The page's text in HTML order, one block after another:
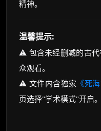
精神。
温馨提示:
⚠️ 包含未经删减的古
众观看。
⚠️ 文件内含独家 《死
页选择"学术模式"开启。